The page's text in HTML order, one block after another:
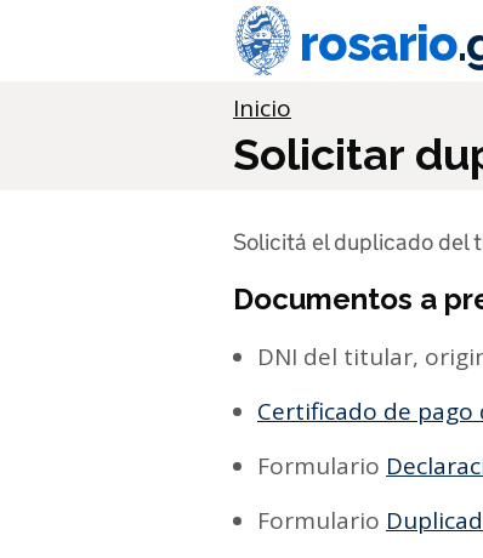
rosario
Información
Inicio
Solicitar
Solicitá el duplicado del
Documentos a
DNI del titular,
Certificado de pago
Formulario
Formulario